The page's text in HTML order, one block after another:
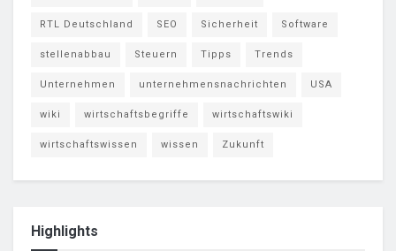
RTL Deutschland SEO Sicherheit Software
stellenabbau Steuern Tipps Trends
Unternehmen unternehmensnachrichten USA
wiki wirtschaftsbegriffe wirtschaftswiki
wirtschaftswissen wissen Zukunft
Highlights